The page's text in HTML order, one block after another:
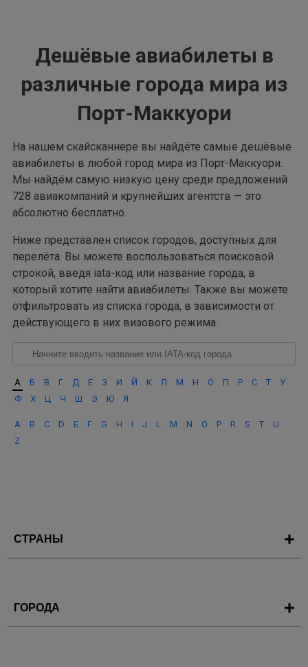
Дешёвые авиабилеты в
различные города мира из
Порт-Маккуори
На нашем скайсканнере вы найдёте самые дешёвые
авиабилеты в любой город мира из Порт-Маккуори.
Мы найдём самую низкую цену среди предложений
728 авиакомпаний и крупнейших агентств — это
абсолютно бесплатно.
Ниже представлен список городов, доступных для
перелёта. Вы можете воспользоваться поисковой
строкой, введя iata-код или название города, в
который хотите найти авиабилеты. Также вы можете
отфильтровать из списка города, в зависимости от
действующего в них визового режима.
А Б В Г Д Е З И Й К Л М Н О П Р С Т
У
Ф
Х Ц Ч Ш Э Ю Я
A B C D E F G H I J L M N O P R S T
U
Z
СТРАНЫ
ГОРОДА